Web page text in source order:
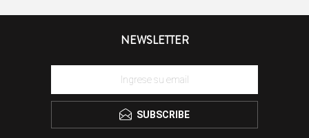
NEWSLETTER
SUBSCRIBE